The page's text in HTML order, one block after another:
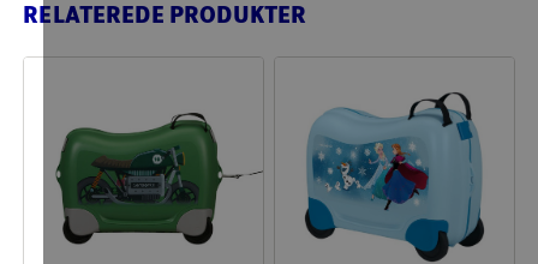
RELATEREDE PRODUKTER